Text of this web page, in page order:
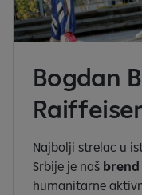
Bogdan
Najbolji strelac u
Srbije je naš
humanitarne